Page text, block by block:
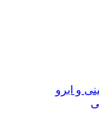
و ابرو